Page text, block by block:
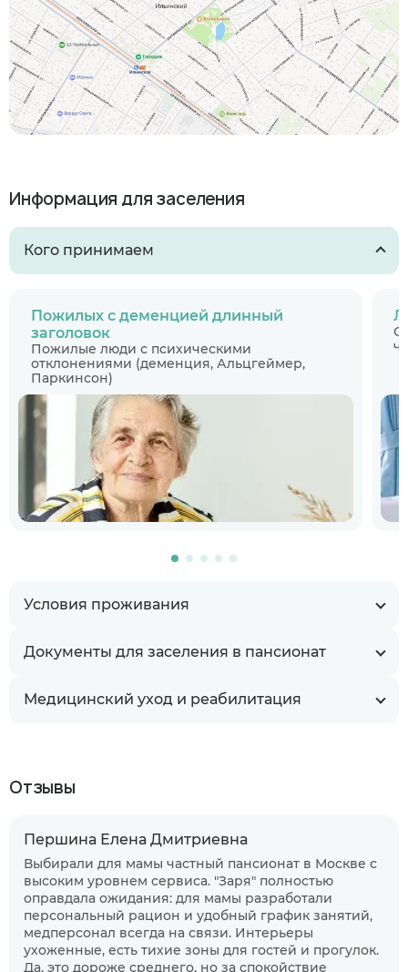
Информация для заселения
Кого принимаем
Условия проживания
Документы для заселения в пансионат
Медицинский уход и реабилитация
Пожилых с деменцией длинный
заголовок
Пожилые люди с психическими
отклонениями (деменция, Альцгеймер,
Паркинсон)
Отзывы
Першина Елена Дмитриевна
Выбирали для мамы частный пансионат в Москве с
высоким уровнем сервиса. "Заря" полностью
оправдала ожидания: для мамы разработали
персональный рацион и удобный график занятий,
медперсонал всегда на связи. Интерьеры
ухоженные, есть тихие зоны для гостей и прогулок.
Да, это дороже среднего, но за спокойствие